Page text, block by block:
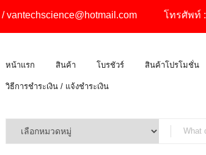
/vantechscience@hotmail.com โทรศัพท์ :
หน้าแรก สินค้า โบรชัวร์ สินค้าโปรโมชั่น
วิธีการชำระเงิน / แจ้งชำระเงิน